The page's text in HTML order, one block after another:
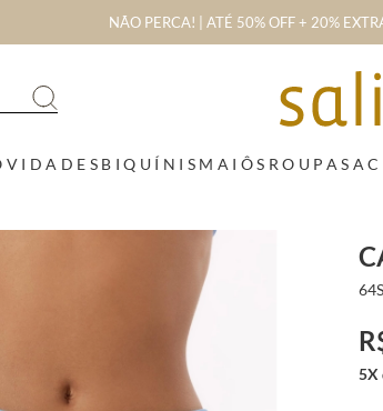
NÃO PERCA! | ATÉ 50% OFF + 20%
BIQUÍNIS MAIÔS ROUPAS
5X